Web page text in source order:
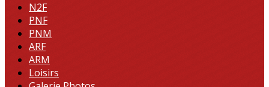
N2F
PNF
PNM
ARF
ARM
Loisirs